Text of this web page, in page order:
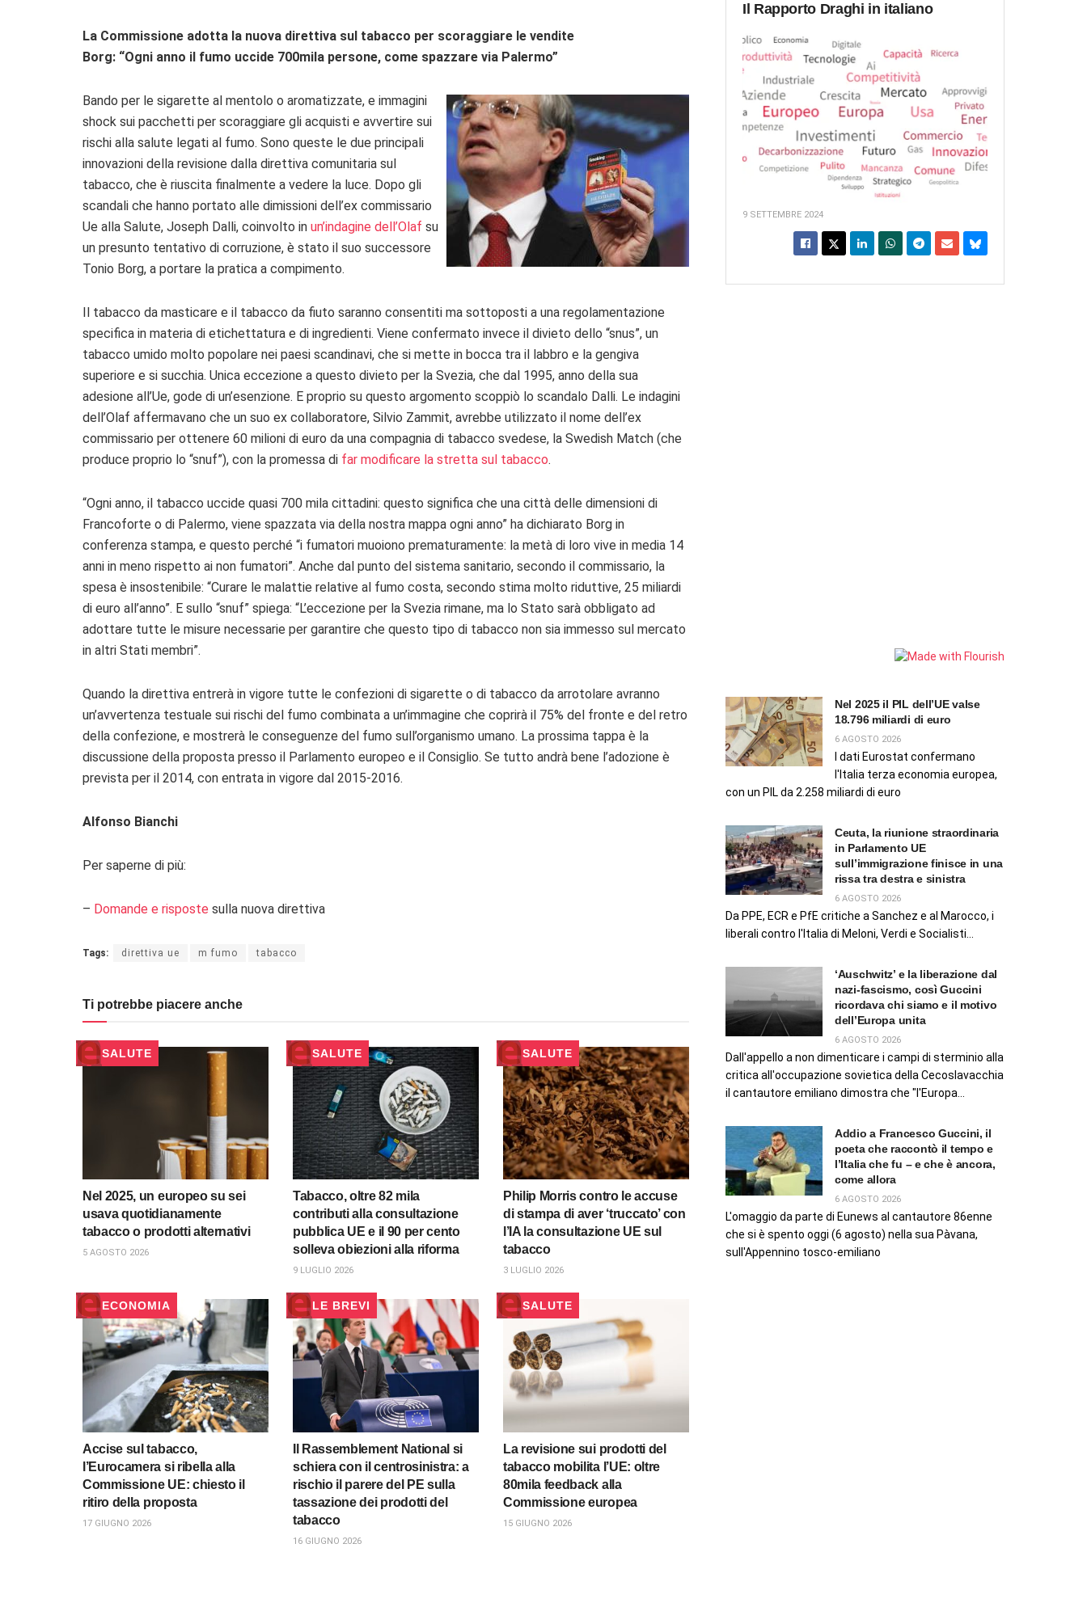
La Commissione adotta la nuova direttiva sul tabacco per scoraggiare le vendite
Borg: “Ogni anno il fumo uccide 700mila persone, come spazzare via Palermo”
Bando per le sigarette al mentolo o aromatizzate, e immagini
shock sui pacchetti per scoraggiare gli acquisti e avvertire sui
rischi alla salute legati al fumo. Sono queste le due principali
innovazioni della revisione dalla direttiva comunitaria sul
tabacco, che è riuscita finalmente a vedere la luce. Dopo gli
scandali che hanno portato alle dimissioni dell’ex commissario
Ue alla Salute, Joseph Dalli, coinvolto in un’indagine dell’Olaf su
un presunto tentativo di corruzione, è stato il suo successore
Tonio Borg, a portare la pratica a compimento.
Il tabacco da masticare e il tabacco da fiuto saranno consentiti ma sottoposti a una regolamentazione
specifica in materia di etichettatura e di ingredienti. Viene confermato invece il divieto dello “snus”, un
tabacco umido molto popolare nei paesi scandinavi, che si mette in bocca tra il labbro e la gengiva
superiore e si succhia. Unica eccezione a questo divieto per la Svezia, che dal 1995, anno della sua
adesione all’Ue, gode di un’esenzione. E proprio su questo argomento scoppiò lo scandalo Dalli. Le indagini
dell’Olaf affermavano che un suo ex collaboratore, Silvio Zammit, avrebbe utilizzato il nome dell’ex
commissario per ottenere 60 milioni di euro da una compagnia di tabacco svedese, la Swedish Match (che
produce proprio lo “snuf”), con la promessa di far modificare la stretta sul tabacco.
“Ogni anno, il tabacco uccide quasi 700 mila cittadini: questo significa che una città delle dimensioni di
Francoforte o di Palermo, viene spazzata via della nostra mappa ogni anno” ha dichiarato Borg in
conferenza stampa, e questo perché “i fumatori muoiono prematuramente: la metà di loro vive in media 14
anni in meno rispetto ai non fumatori”. Anche dal punto del sistema sanitario, secondo il commissario, la
spesa è insostenibile: “Curare le malattie relative al fumo costa, secondo stima molto riduttive, 25 miliardi
di euro all’anno”. E sullo “snuf” spiega: “L’eccezione per la Svezia rimane, ma lo Stato sarà obbligato ad
adottare tutte le misure necessarie per garantire che questo tipo di tabacco non sia immesso sul mercato
in altri Stati membri”.
Quando la direttiva entrerà in vigore tutte le confezioni di sigarette o di tabacco da arrotolare avranno
un’avvertenza testuale sui rischi del fumo combinata a un’immagine che coprirà il 75% del fronte e del retro
della confezione, e mostrerà le conseguenze del fumo sull’organismo umano. La prossima tappa è la
discussione della proposta presso il Parlamento europeo e il Consiglio. Se tutto andrà bene l’adozione è
prevista per il 2014, con entrata in vigore dal 2015-2016.
Alfonso Bianchi
Per saperne di più:
– Domande e risposte sulla nuova direttiva
Tags: direttiva ue m fumo tabacco
Ti potrebbe piacere anche
SALUTE
Nel 2025, un europeo su sei
usava quotidianamente
tabacco o prodotti alternativi
5 AGOSTO 2026
SALUTE
Tabacco, oltre 82 mila
contributi alla consultazione
pubblica UE e il 90 per cento
solleva obiezioni alla riforma
9 LUGLIO 2026
SALUTE
Philip Morris contro le accuse
di stampa di aver ‘truccato’ con
l’IA la consultazione UE sul
tabacco
3 LUGLIO 2026
ECONOMIA
Accise sul tabacco,
l’Eurocamera si ribella alla
Commissione UE: chiesto il
ritiro della proposta
17 GIUGNO 2026
LE BREVI
Il Rassemblement National si
schiera con il centrosinistra: a
rischio il parere del PE sulla
tassazione dei prodotti del
tabacco
16 GIUGNO 2026
SALUTE
La revisione sui prodotti del
tabacco mobilita l’UE: oltre
80mila feedback alla
Commissione europea
15 GIUGNO 2026
Il Rapporto Draghi in italiano
9 SETTEMBRE 2024
Nel 2025 il PIL dell’UE valse
18.796 miliardi di euro
6 AGOSTO 2026
I dati Eurostat confermano
l'Italia terza economia europea,
con un PIL da 2.258 miliardi di euro
Ceuta, la riunione straordinaria
in Parlamento UE
sull’immigrazione finisce in una
rissa tra destra e sinistra
6 AGOSTO 2026
Da PPE, ECR e PfE critiche a Sanchez e al Marocco, i
liberali contro l'Italia di Meloni, Verdi e Socialisti...
‘Auschwitz’ e la liberazione dal
nazi-fascismo, così Guccini
ricordava chi siamo e il motivo
dell’Europa unita
6 AGOSTO 2026
Dall'appello a non dimenticare i campi di sterminio alla
critica all'occupazione sovietica della Cecoslavacchia
il cantautore emiliano dimostra che "l'Europa...
Addio a Francesco Guccini, il
poeta che raccontò il tempo e
l’Italia che fu – e che è ancora,
come allora
6 AGOSTO 2026
L'omaggio da parte di Eunews al cantautore 86enne
che si è spento oggi (6 agosto) nella sua Pàvana,
sull'Appennino tosco-emiliano